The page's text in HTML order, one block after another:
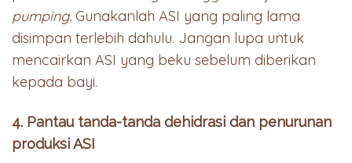
pumping. Gunakanlah ASI yang paling lama
disimpan terlebih dahulu. Jangan lupa untuk
mencairkan ASI yang beku sebelum diberikan
kepada bayi.
4. Pantau tanda-tanda dehidrasi dan penurunan
produksi ASI